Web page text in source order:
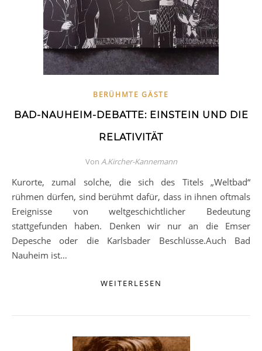
BERÜHMTE GÄSTE
BAD-NAUHEIM-DEBATTE: EINSTEIN UND DIE
RELATIVITÄT
Von A.Kircher-Kannemann
Kurorte, zumal solche, die sich des Titels „Weltbad“
rühmen dürfen, sind berühmt dafür, dass in ihnen oftmals
Ereignisse von weltgeschichtlicher Bedeutung
stattgefunden haben. Denken wir nur an die Emser
Depesche oder die Karlsbader Beschlüsse.Auch Bad
Nauheim ist…
WEITERLESEN